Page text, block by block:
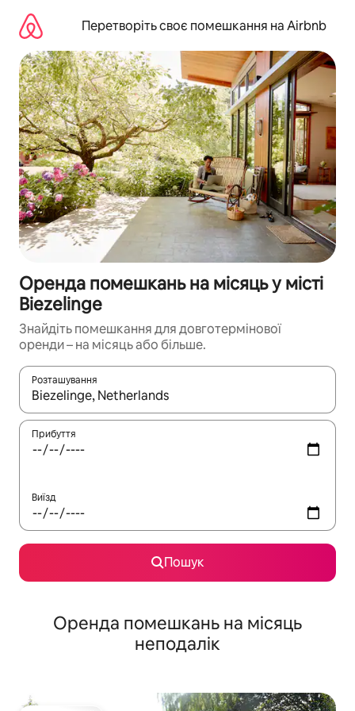
вмісту
Перетворіть своє помешкання на Airbnb
Оренда помешкань на місяць у місті
Biezelinge
Знайдіть помешкання для довготермінової
оренди – на місяць або більше.
Розташування
Отримавши результати пошуку, використовуйте для
Прибуття
Виїзд
Пошук
Оренда помешкань на місяць
неподалік